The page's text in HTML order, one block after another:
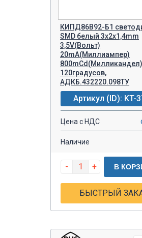
КИПД86В92-Б1
SMD белый 3х2х1,4mm
3,5V(Вольт)
20mA(Миллиампер)
800mCd(Милликандел)
120градусов,
АДКБ.432220.098ТУ
Артикул (ID): KT-
Цена с НДС
Наличие
- + В
БЫСТРЫЙ